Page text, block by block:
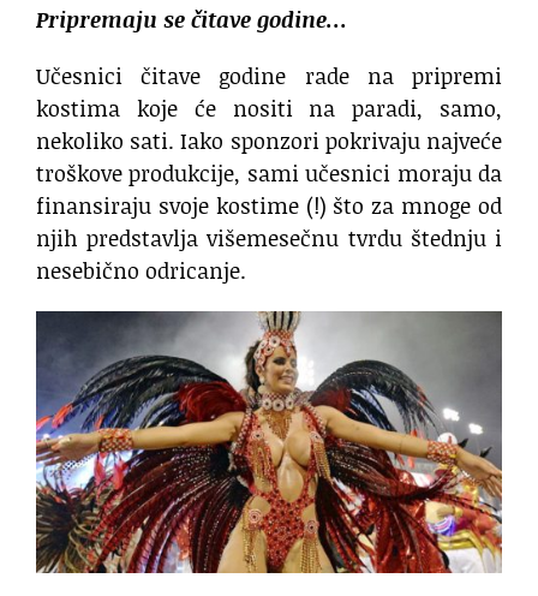
Pripremaju se čitave godine…
Učesnici čitave godine rade na pripremi
kostima koje će nositi na paradi, samo,
nekoliko sati. Iako sponzori pokrivaju najveće
troškove produkcije, sami učesnici moraju da
finansiraju svoje kostime (!) što za mnoge od
njih predstavlja višemesečnu tvrdu štednju i
nesebično odricanje.